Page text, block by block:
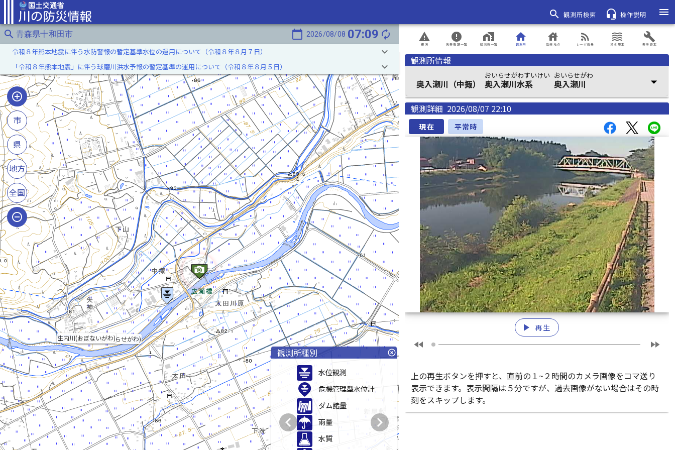
search 観測所検索 headset_mic 操作説明
menu
search 青森県十和田市 calendar_today 2026/08/08 07:09 autorenew
奥入瀬川(おいらせがわ)
生内川(おぼないがわ)
令和８年熊本地震に伴う水防警報の暫定基準水位の運用について（令和８年８月７日） keyboard_arrow_down
「令和８年熊本地震」に伴う球磨川洪水予報の暫定基準の運用について（令和８年８月５日） keyboard_arrow_down
市
県
地方
全国
観測所種別 highlight_off
水位観測
危機管理型水位計
ダム諸量
雨量
水質
chevron_left chevron_right
概況
report_problem
発表情報一覧
error
観測所一覧
home_work
観測所
home
登録地点
house
レーダ雨量
rss_feed
浸水想定
waves
表示設定
build
観測所情報
奥入瀬川（中掫）
おいらせがわすいけい
奥入瀬川水系
おいらせがわ
奥入瀬川 arrow_drop_down
観測詳細 2026/08/07 22:10
現在 平常時
play_arrow 再生
fast_rewind fast_forward
上の再生ボタンを押すと、直前の１~２時間のカメラ画像をコマ送り
表示できます。表示間隔は５分ですが、過去画像がない場合はその時
刻をスキップします。